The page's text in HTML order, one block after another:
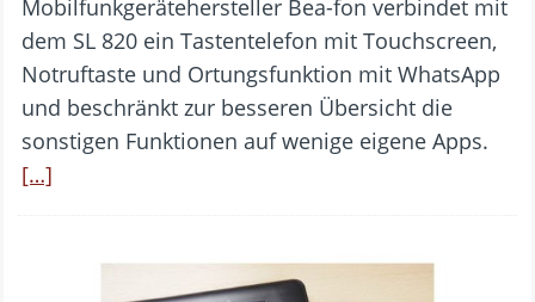
Mobilfunkgerätehersteller Bea-fon verbindet mit
dem SL 820 ein Tastentelefon mit Touchscreen,
Notruftaste und Ortungsfunktion mit WhatsApp
und beschränkt zur besseren Übersicht die
sonstigen Funktionen auf wenige eigene Apps.
[…]